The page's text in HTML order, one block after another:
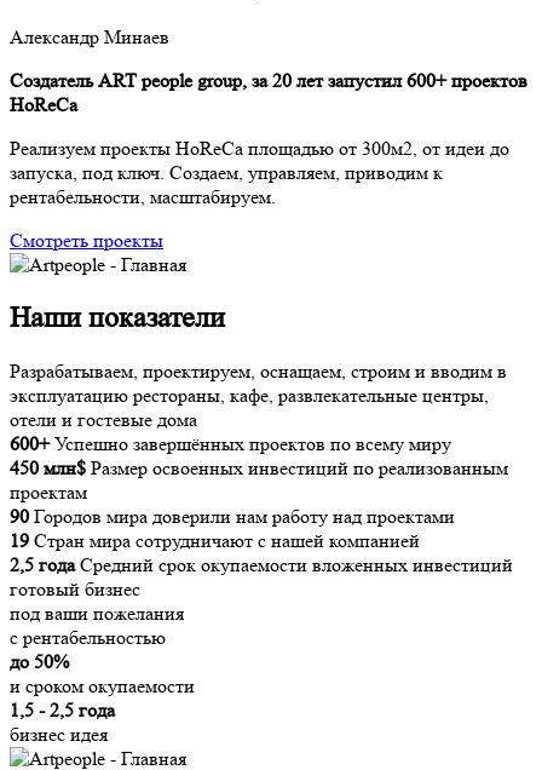
Александр Минаев
Создатель ART people group, за 20 лет запустил 600+ проектов
HoReCa
Реализуем проекты HoReCa площадью от 300м2, от идеи до
запуска, под ключ. Создаем, управляем, приводим к
рентабельности, масштабируем.
Смотреть проекты
Наши показатели
Разрабатываем, проектируем, оснащаем, строим и вводим в
эксплуатацию рестораны, кафе, развлекательные центры,
отели и гостевые дома
600+Успешно завершённых проектов по всему миру
450 млн$ Размер освоенных инвестиций по реализованным
проектам
90 Городов мира доверили нам работу над проектами
19 Стран мира сотрудничают с нашей компанией
2,5 годаСредний срок окупаемости вложенных инвестиций
готовый бизнес
под ваши пожелания
с рентабельностью
до 50%
и сроком окупаемости
1,5 - 2,5 года
бизнес идея